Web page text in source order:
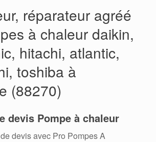
réparateur agréé
à chaleur daikin,
hitachi, atlantic,
toshiba à
(88270)
devis Pompe à chaleur
devis avec Pro Pompes A